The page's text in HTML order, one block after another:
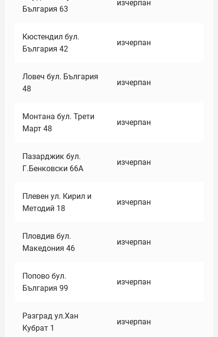
България 63
изчерпан
Кюстендил бул.
България 42
изчерпан
Ловеч бул. България
48
изчерпан
Монтана бул. Трети
Март 48
изчерпан
Пазарджик бул.
Г.Бенковски 66А
изчерпан
Плевен ул. Кирил и
Методий 18
изчерпан
Пловдив бул.
Македония 46
изчерпан
Попово бул.
България 99
изчерпан
Разград ул.Хан
Кубрат 1
изчерпан